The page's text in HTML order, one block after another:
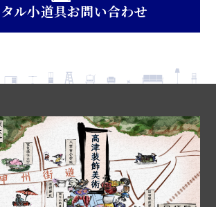
ル小道具お問い合わせ